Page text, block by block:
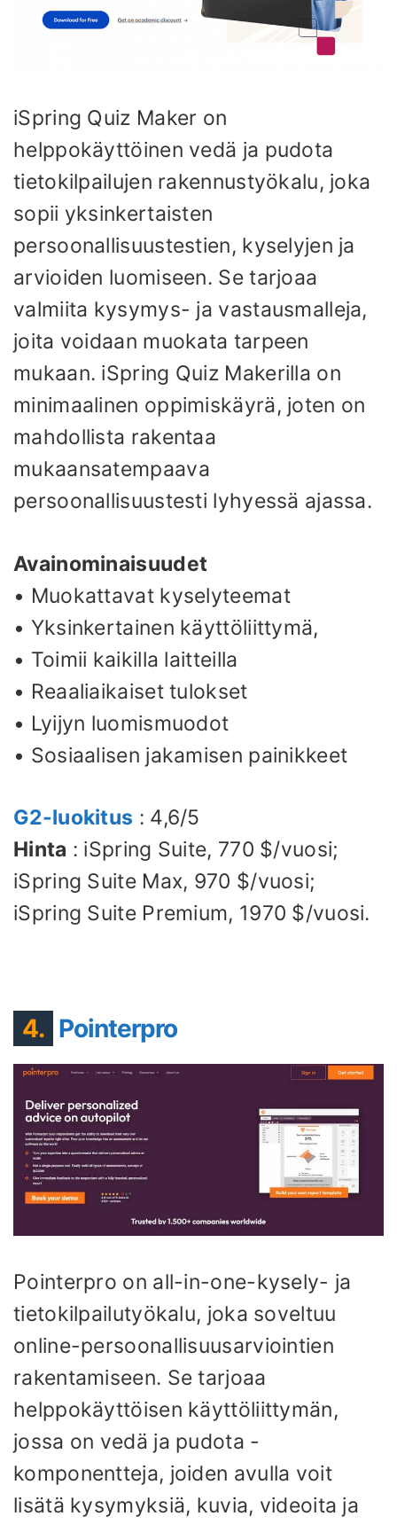
iSpring Quiz Maker on
helppokäyttöinen vedä ja pudota
tietokilpailujen rakennustyökalu, joka
sopii yksinkertaisten
persoonallisuustestien, kyselyjen ja
arvioiden luomiseen. Se tarjoaa
valmiita kysymys- ja vastausmalleja,
joita voidaan muokata tarpeen
mukaan. iSpring Quiz Makerilla on
minimaalinen oppimiskäyrä, joten on
mahdollista rakentaa
mukaansatempaava
persoonallisuustesti lyhyessä ajassa.
Avainominaisuudet
• Muokattavat kyselyteemat
• Yksinkertainen käyttöliittymä,
• Toimii kaikilla laitteilla
• Reaaliaikaiset tulokset
• Lyijyn luomismuodot
• Sosiaalisen jakamisen painikkeet
G2-luokitus : 4,6/5
Hinta : iSpring Suite, 770 $/vuosi;
iSpring Suite Max, 970 $/vuosi;
iSpring Suite Premium, 1970 $/vuosi.
4. Pointerpro
Pointerpro on all-in-one-kysely- ja
tietokilpailutyökalu, joka soveltuu
online-persoonallisuusarviointien
rakentamiseen. Se tarjoaa
helppokäyttöisen käyttöliittymän,
jossa on vedä ja pudota -
komponentteja, joiden avulla voit
lisätä kysymyksiä, kuvia, videoita ja